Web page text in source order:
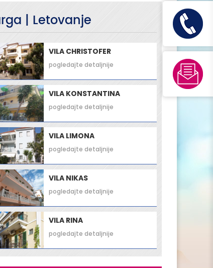
| Letovanje
VILA CHRISTOFER
pogledajte detaljnije
VILA KONSTANTINA
pogledajte detaljnije
VILA LIMONA
pogledajte detaljnije
VILA NIKAS
pogledajte detaljnije
VILA RINA
pogledajte detaljnije